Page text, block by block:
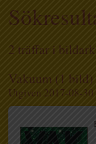
2 träffar i
Vakuum (1 bild)
Utgiven 2017-08-30